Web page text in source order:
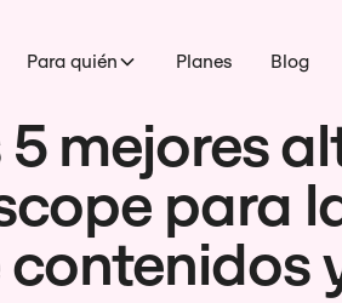
Para quién Planes Blog
5 mejores
para